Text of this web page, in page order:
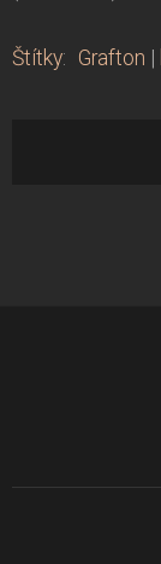
Štítky: Grafton |